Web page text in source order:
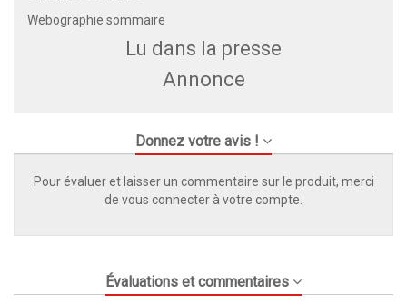
Webographie sommaire
Lu dans la presse
Annonce
Donnez votre avis !
Pour évaluer et laisser un commentaire sur le produit, merci
de vous connecter à votre compte.
Évaluations et commentaires